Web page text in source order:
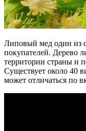
Липовый мед один из
покупателей. Дерево
территории страны и
Существует около 40
может отличаться по